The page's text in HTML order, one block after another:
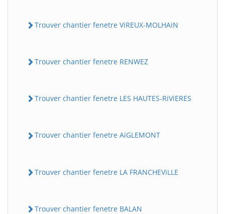
Trouver chantier fenetre ViREUX-MOLHAiN
Trouver chantier fenetre RENWEZ
Trouver chantier fenetre LES HAUTES-RiViERES
Trouver chantier fenetre AiGLEMONT
Trouver chantier fenetre LA FRANCHEViLLE
Trouver chantier fenetre BALAN